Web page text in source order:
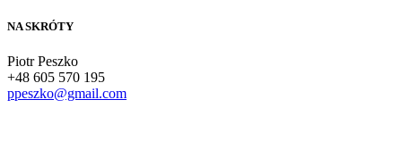
NA SKRÓTY
Piotr Peszko
+48 605 570 195
ppeszko@gmail.com